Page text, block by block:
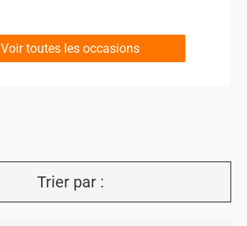
Voir toutes les occasions
Trier par :